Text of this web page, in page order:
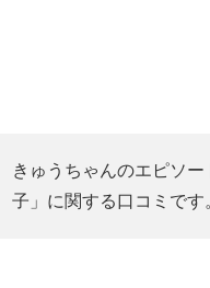
きゅうちゃんのエピソ
子」に関する口コミです